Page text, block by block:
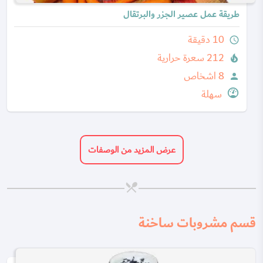
طريقة عمل عصير الجزر والبرتقال
query_builder 10 دقيقة
local_fire_department 212 سعرة حرارية
person
8 اشخاص
سهلة
عرض المزيد من الوصفات
قسم مشروبات ساخنة